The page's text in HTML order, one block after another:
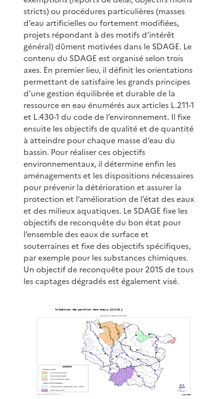
stricts) ou procédures particulières (masses
d’eau artificielles ou fortement modifiées,
projets répondant à des motifs d’intérêt
général) dûment motivées dans le SDAGE. Le
contenu du SDAGE est organisé selon trois
axes. En premier lieu, il définit les orientations
permettant de satisfaire les grands principes
d’une gestion équilibrée et durable de la
ressource en eau énumérés aux articles L.211-1
et L.430-1 du code de l’environnement. Il fixe
ensuite les objectifs de qualité et de quantité
à atteindre pour chaque masse d’eau du
bassin. Pour réaliser ces objectifs
environnementaux, il détermine enfin les
aménagements et les dispositions nécessaires
pour prévenir la détérioration et assurer la
protection et l’amélioration de l’état des eaux
et des milieux aquatiques. Le SDAGE fixe les
objectifs de reconquête du bon état pour
l’ensemble des eaux de surface et
souterraines et fixe des objectifs spécifiques,
par exemple pour les substances chimiques.
Un objectif de reconquête pour 2015 de tous
les captages dégradés est également visé.